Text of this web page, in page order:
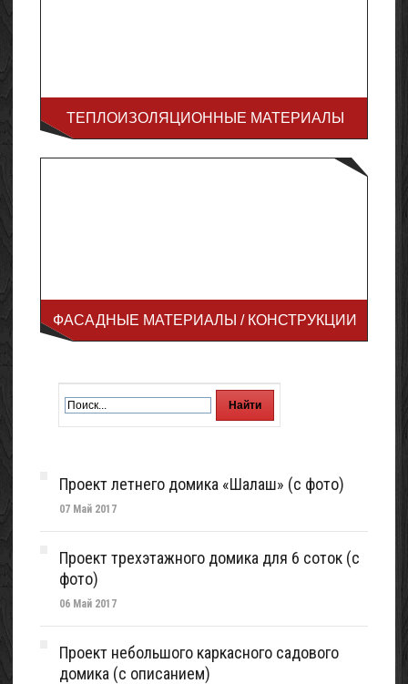
ТЕПЛОИЗОЛЯЦИОННЫЕ МАТЕРИАЛЫ
ФАСАДНЫЕ МАТЕРИАЛЫ / КОНСТРУКЦИИ
Проект летнего домика «Шалаш» (с фото)
07 Май 2017
Проект трехэтажного домика для 6 соток (с
фото)
06 Май 2017
Проект небольшого каркасного садового
домика (с описанием)